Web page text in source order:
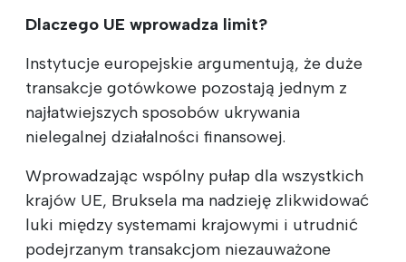
Dlaczego UE wprowadza limit?
Instytucje europejskie argumentują, że duże
transakcje gotówkowe pozostają jednym z
najłatwiejszych sposobów ukrywania
nielegalnej działalności finansowej.
Wprowadzając wspólny pułap dla wszystkich
krajów UE, Bruksela ma nadzieję zlikwidować
luki między systemami krajowymi i utrudnić
podejrzanym transakcjom niezauważone